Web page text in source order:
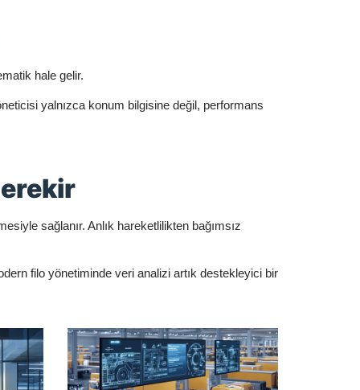
hale gelir.
yalnızca konum bilgisine değil, performans
sağlanır. Anlık hareketlilikten bağımsız
filo yönetiminde veri analizi artık destekleyici bir